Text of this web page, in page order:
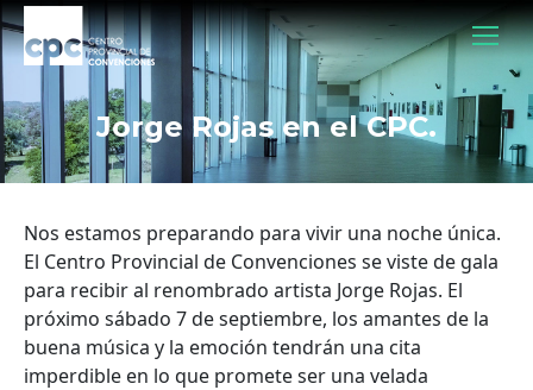
Jorge Rojas en el CPC.
Nos estamos preparando para vivir una noche única.
El Centro Provincial de Convenciones se viste de gala
para recibir al renombrado artista Jorge Rojas. El
próximo sábado 7 de septiembre, los amantes de la
buena música y la emoción tendrán una cita
imperdible en lo que promete ser una velada